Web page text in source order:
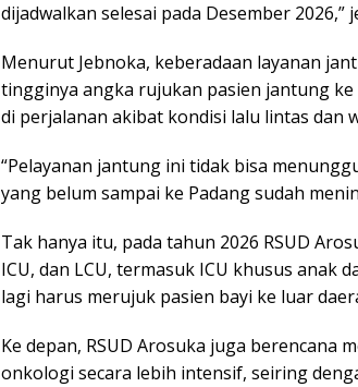
dijadwalkan selesai pada Desember 2026,”
Menurut Jebnoka, keberadaan layanan
tingginya angka rujukan pasien jantung
di perjalanan akibat kondisi lalu lintas dan
“Pelayanan jantung ini tidak bisa
yang belum sampai ke Padang sudah
Tak hanya itu, pada tahun 2026 RSUD
ICU, dan LCU, termasuk ICU khusus anak
lagi harus merujuk pasien bayi ke luar
Ke depan, RSUD Arosuka juga berencana
onkologi secara lebih intensif, seiring